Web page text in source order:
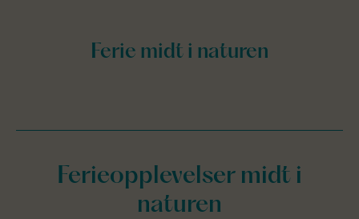
Ferieopplevelser midt i
naturen